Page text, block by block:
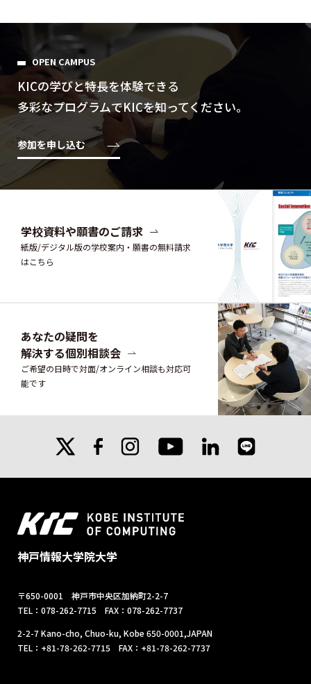
OPEN CAMPUS
KICの学びと特⻑を体験できる
多彩なプログラムでKICを知ってください。
参加を申し込む
学校資料や願書のご請求
紙版/デジタル版の学校案内・願書の無料請求
はこちら
あなたの疑問を
解決する個別相談会
ご希望の日時で対面/オンライン相談も対応可
能です
facebookinstagram
youtube
linkedin
神戸情報大学院大学
〒650-0001 神戸市中央区加納町2-2-7
TEL：078-262-7715 FAX：078-262-7737
2-2-7 Kano-cho, Chuo-ku, Kobe 650-0001,JAPAN
TEL：+81-78-262-7715 FAX：+81-78-262-7737